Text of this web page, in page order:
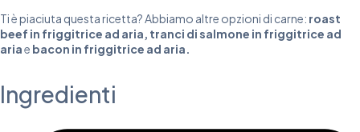
Ti è piaciuta questa ricetta? Abbiamo altre opzioni di carne: roast
beef in friggitrice ad aria tranci di salmone in friggitrice ad
ariae bacon in friggitrice ad aria
Ingredienti